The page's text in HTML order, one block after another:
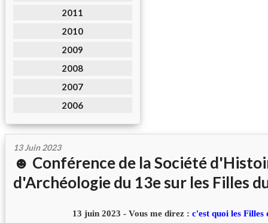
2011
2010
2009
2008
2007
2006
13 Juin 2023
☻ Conférence de la Société
d'Archéologie du 13e sur les Filles
13 juin 2023 - Vous me direz :c'est quoi les Filles